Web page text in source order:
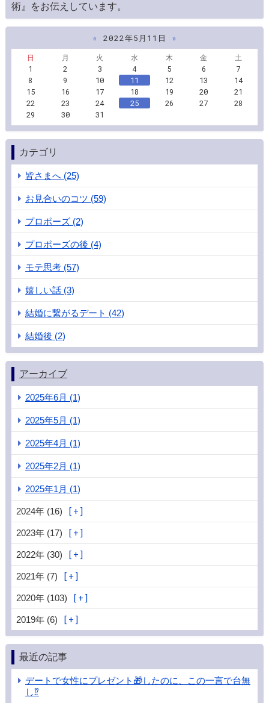
術』をお伝えしています。
« 2022年5月11日
»
日
月 火 水 木 金
土
1
2 3 4 5 6
7
8
9 10 11 12 13
14
15
16 17 18 19 20
21
22
23 24 25 26 27
28
29
30 31
カテゴリ
皆さまへ (25)
お見合いのコツ (59)
プロポーズ (2)
プロポーズの後 (4)
モテ思考 (57)
嬉しい話 (3)
結婚に繋がるデート (42)
結婚後 (2)
アーカイブ
2025年6月 (1)
2025年5月 (1)
2025年4月 (1)
2025年2月 (1)
2025年1月 (1)
2024年 (16)
2023年 (17)
2022年 (30)
2021年 (7)
2020年 (103)
2019年 (6)
最近の記事
デートで女性にプレゼント🎁したのに、この一言で台無
し⁉